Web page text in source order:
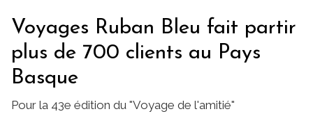
Voyages Ruban Bleu fait partir
plus de 700 clients au Pays
Basque
Pour la 43e édition du "Voyage de l'amitié"